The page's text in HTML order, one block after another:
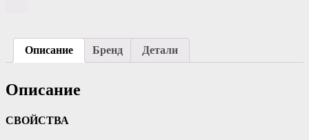
Описание Бренд Детали
Описание
СВОЙСТВА